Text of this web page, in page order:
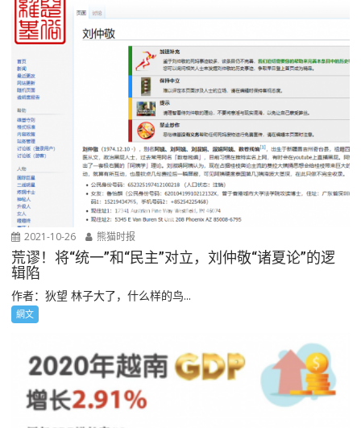
2021-10-26 熊猫时报
荒谬！将“统一”和“民主”对立，刘仲敬“诸夏论”的逻
辑陷
作者：狄望 林子大了，什么样的鸟...
網文